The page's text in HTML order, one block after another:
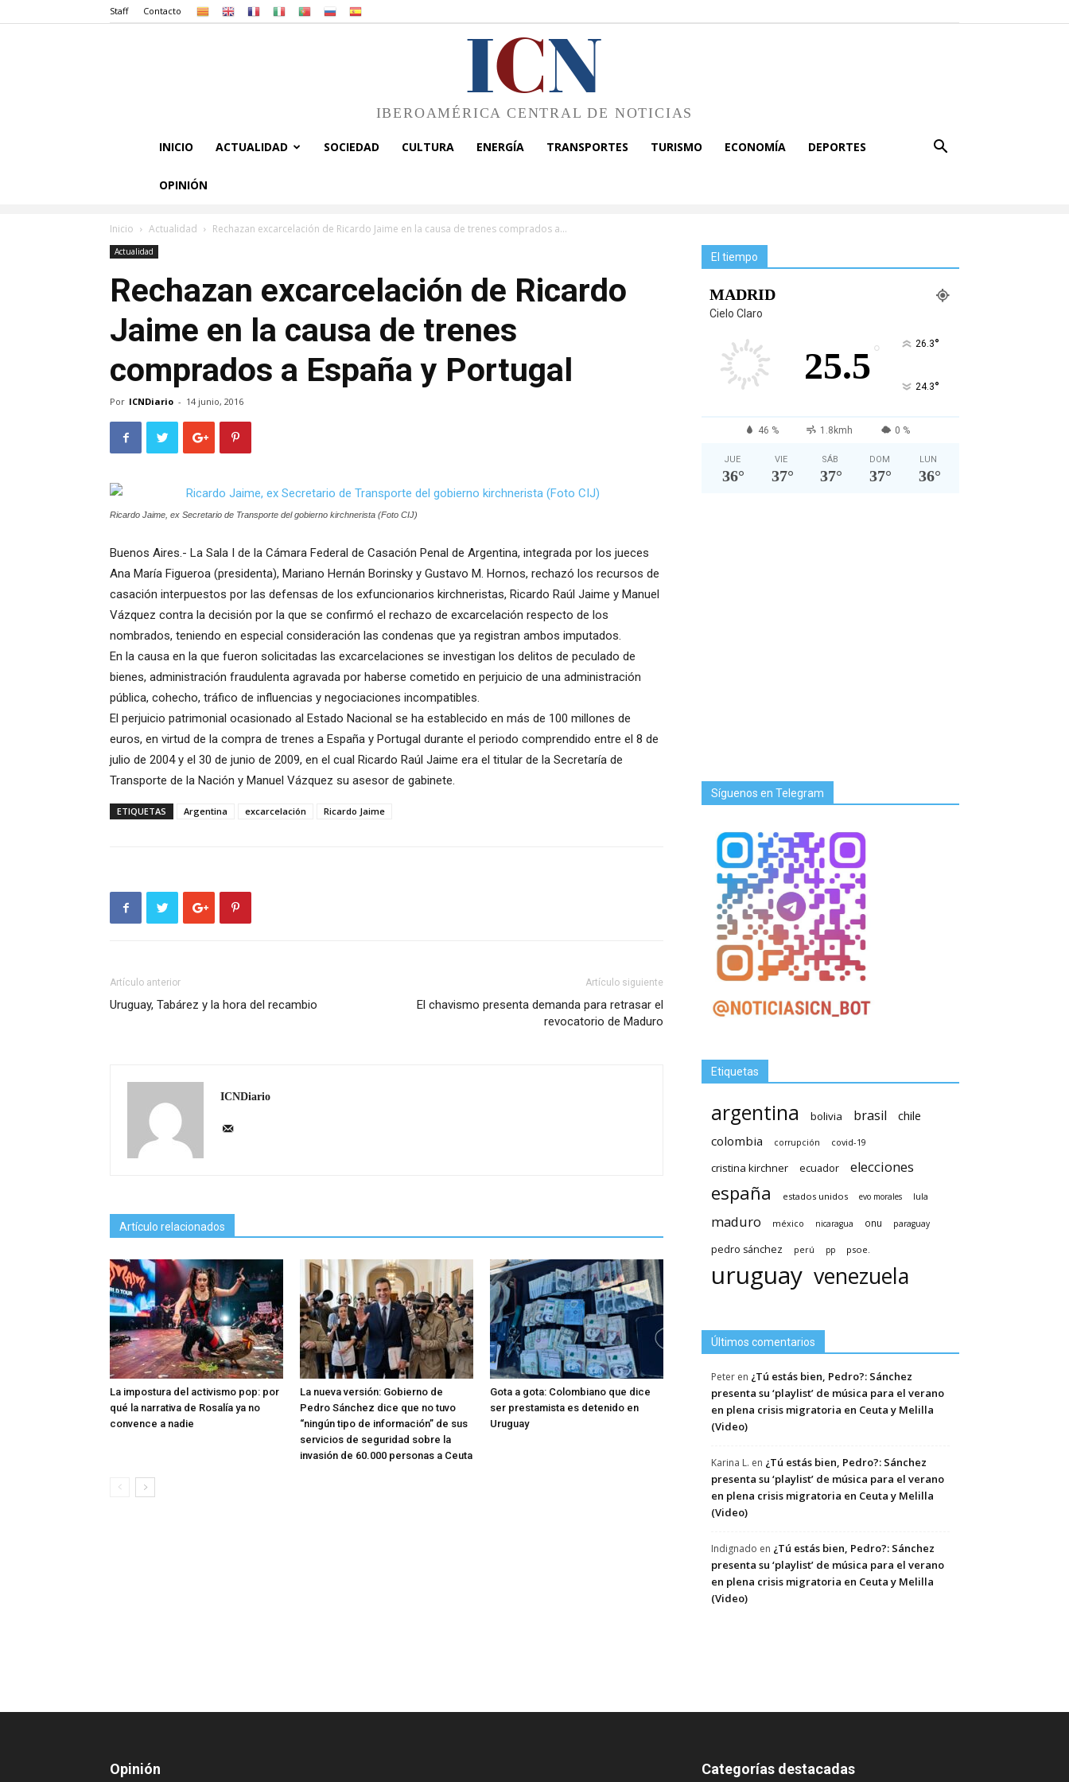
Staff Contacto
ICN
IBEROAMÉRICA CENTRAL DE NOTICIAS
INICIO ACTUALIDAD SOCIEDAD CULTURA ENERGÍA TRANSPORTES TURISMO ECONOMÍA DEPORTES
OPINIÓN
Inicio Actualidad Rechazan excarcelación de Ricardo Jaime en la causa de trenes comprados a...
Actualidad
Rechazan excarcelación de Ricardo
Jaime en la causa de trenes
comprados a España y Portugal
Por ICNDiario - 14 junio, 2016
Ricardo Jaime, ex Secretario de Transporte del gobierno kirchnerista (Foto CIJ)
Buenos Aires.- La Sala I de la Cámara Federal de Casación Penal de Argentina, integrada por los jueces
Ana María Figueroa (presidenta), Mariano Hernán Borinsky y Gustavo M. Hornos, rechazó los recursos de
casación interpuestos por las defensas de los exfuncionarios kirchneristas, Ricardo Raúl Jaime y Manuel
Vázquez contra la decisión por la que se confirmó el rechazo de excarcelación respecto de los
nombrados, teniendo en especial consideración las condenas que ya registran ambos imputados.
En la causa en la que fueron solicitadas las excarcelaciones se investigan los delitos de peculado de
bienes, administración fraudulenta agravada por haberse cometido en perjuicio de una administración
pública, cohecho, tráfico de influencias y negociaciones incompatibles.
El perjuicio patrimonial ocasionado al Estado Nacional se ha establecido en más de 100 millones de
euros, en virtud de la compra de trenes a España y Portugal durante el periodo comprendido entre el 8 de
julio de 2004 y el 30 de junio de 2009, en el cual Ricardo Raúl Jaime era el titular de la Secretaría de
Transporte de la Nación y Manuel Vázquez su asesor de gabinete.
ETIQUETAS Argentina excarcelación Ricardo Jaime
Artículo anterior
Uruguay, Tabárez y la hora del recambio
Artículo siguiente
El chavismo presenta demanda para retrasar el
revocatorio de Maduro
ICNDiario
Artículo relacionados
La impostura del activismo pop: por
qué la narrativa de Rosalía ya no
convence a nadie
La nueva versión: Gobierno de
Pedro Sánchez dice que no tuvo
“ningún tipo de información” de sus
servicios de seguridad sobre la
invasión de 60.000 personas a Ceuta
Gota a gota: Colombiano que dice
ser prestamista es detenido en
Uruguay
El tiempo
MADRID
Cielo Claro
25.5 ° 26.3°
24.3°
46 % 1.8kmh 0 %
JUE
36°
VIE
37°
SÁB
37°
DOM
37°
LUN
36°
Síguenos en Telegram
Etiquetas
argentina bolivia brasil
chile
colombia
corrupción covid-19
cristina kirchner ecuador elecciones
españa estados unidos evo morales lula
maduro méxico nicaragua onu paraguay
pedro sánchez perú pp psoe.
uruguay venezuela
Últimos comentarios
Peter en ¿Tú estás bien, Pedro?: Sánchez
presenta su ‘playlist’ de música para el verano
en plena crisis migratoria en Ceuta y Melilla
(Video)
Karina L. en ¿Tú estás bien, Pedro?: Sánchez
presenta su ‘playlist’ de música para el verano
en plena crisis migratoria en Ceuta y Melilla
(Video)
Indignado en ¿Tú estás bien, Pedro?: Sánchez
presenta su ‘playlist’ de música para el verano
en plena crisis migratoria en Ceuta y Melilla
(Video)
Opinión Categorías destacadas